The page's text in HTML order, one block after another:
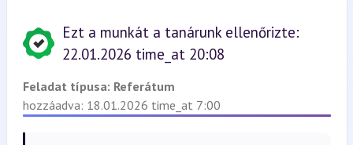
Ezt a munkát a tanárunk ellenőrizte:
22.01.2026 time_at 20:08
Feladat típusa: Referátum
hozzáadva: 18.01.2026 time_at 7:00